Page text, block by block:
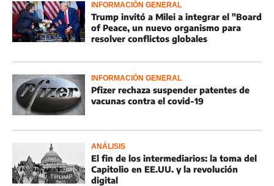
INFORMACIÓN GENERAL
Trump invitó a Milei a integrar el "Board
of Peace, un nuevo organismo para
resolver conflictos globales
INFORMACIÓN GENERAL
Pfizer rechaza suspender patentes de
vacunas contra el covid-19
ANÁLISIS
El fin de los intermediarios: la toma del
Capitolio en EE.UU. y la revolución
digital